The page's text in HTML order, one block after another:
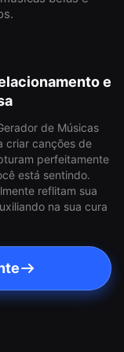
e
de Músicas
criar canções de
perfeitamente
está sentindo.
reflitam sua
na sua cura